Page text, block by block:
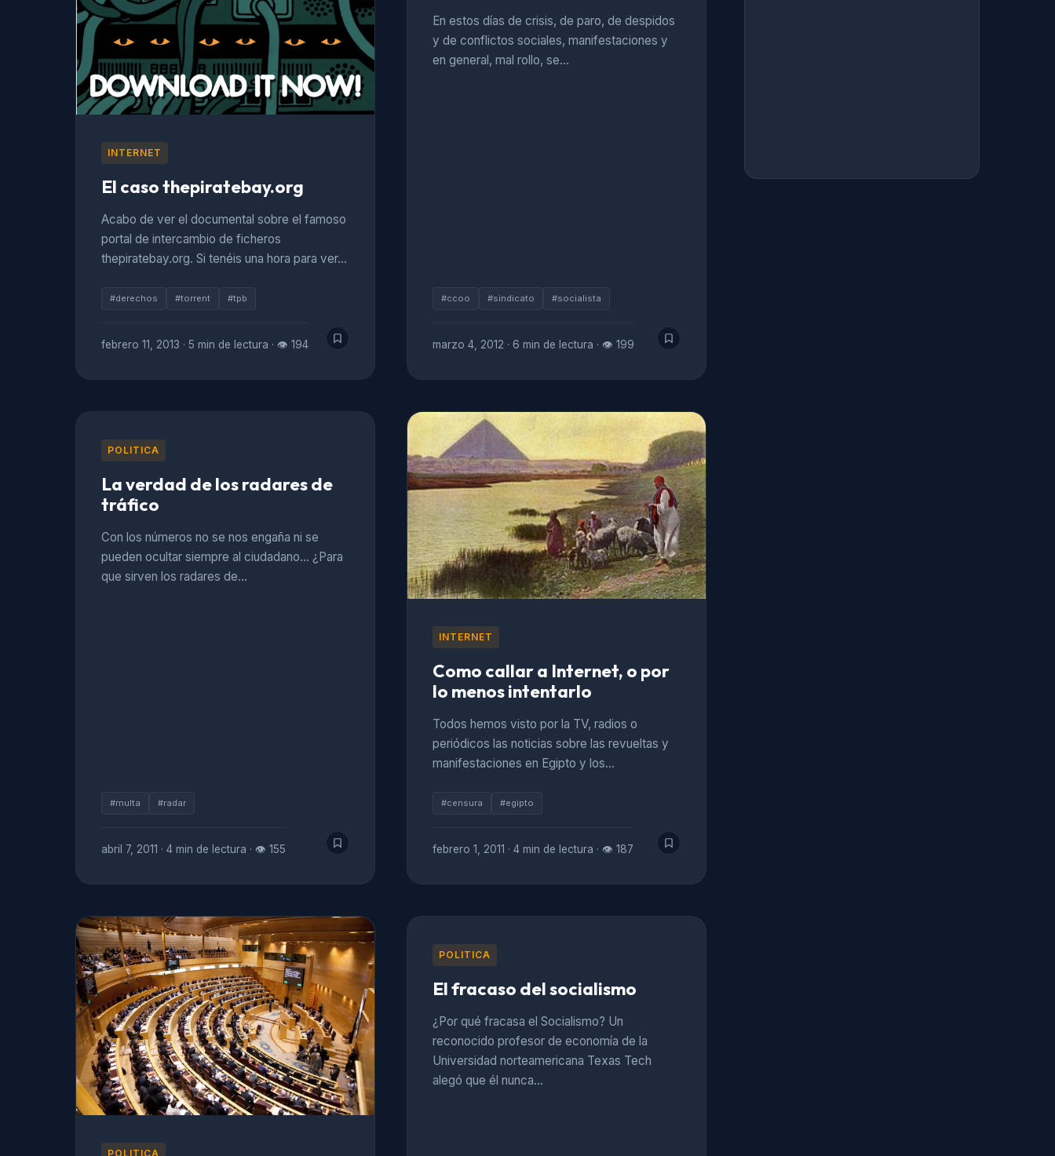
INTERNET
El caso thepiratebay.org
Acabo de ver el documental sobre el famoso
portal de intercambio de ficheros
thepiratebay.org. Si tenéis una hora para ver…
#derechos #torrent #tpb
febrero 11, 2013 · 5 min de lectura · 👁 194
En estos días de crisis, de paro, de despidos
y de conflictos sociales, manifestaciones y
en general, mal rollo, se…
#ccoo #sindicato #socialista
marzo 4, 2012 · 6 min de lectura · 👁 199
POLITICA
La verdad de los radares de
tráfico
Con los números no se nos engaña ni se
pueden ocultar siempre al ciudadano… ¿Para
que sirven los radares de…
#multa #radar
abril 7, 2011 · 4 min de lectura · 👁 155
INTERNET
Como callar a Internet, o por
lo menos intentarlo
Todos hemos visto por la TV, radios o
periódicos las noticias sobre las revueltas y
manifestaciones en Egipto y los…
#censura #egipto
febrero 1, 2011 · 4 min de lectura · 👁 187
POLITICA
POLITICA
El fracaso del socialismo
¿Por qué fracasa el Socialismo? Un
reconocido profesor de economía de la
Universidad norteamericana Texas Tech
alegó que él nunca…